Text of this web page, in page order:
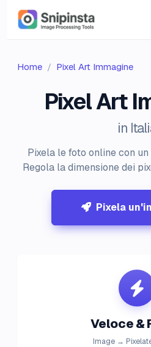
Home Pixel Art Immagine
Pixel Art
in
Pixela le foto online con
Regola la dimensione dei
Pixela
Veloce &
Image →